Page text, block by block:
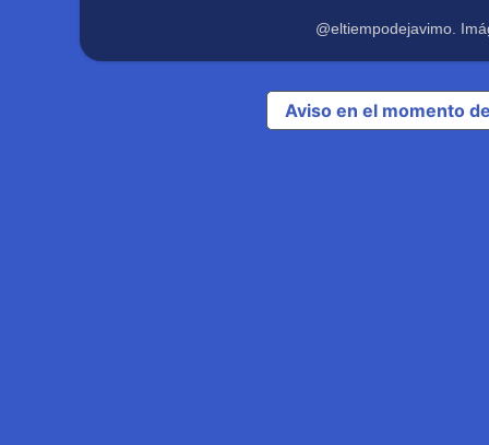
@eltiempodejavimo.
Aviso en el momento